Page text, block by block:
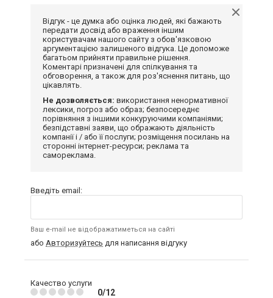
Відгук - це думка або оцінка людей, які бажають
передати досвід або враження іншим
користувачам нашого сайту з обов'язковою
аргументацією залишеного відгука. Це допоможе
багатьом прийняти правильне рішення.
Коментарі призначені для спілкування та
обговорення, а також для роз'яснення питань, що
цікавлять.
Не дозволяється: використання ненормативної
лексики, погроз або образ; безпосереднє
порівняння з іншими конкуруючими компаніями;
безпідставні заяви, що ображають діяльність
компанії і / або її послуги; розміщення посилань на
сторонні інтернет-ресурси; реклама та
самореклама.
Введіть email:
Ваш e-mail не відображатиметься на сайті
або Авторизуйтесь для написання відгуку
Качество услуги
0/12